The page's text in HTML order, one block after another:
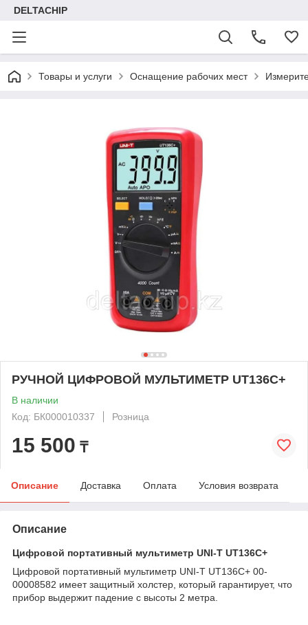
DELTACHIP
Товары и услуги Оснащение рабочих мест
РУЧНОЙ ЦИФРОВОЙ МУЛЬТИМЕТР UT136C+
В наличии
Код: БК000010337
Розница
15 500 ₸
Описание Доставка Оплата Условия возврата
Описание
Цифровой портативный мультиметр UNI-T UT136C+
Цифровой портативный мультиметр UNI-T UT136C+ 00-
00008582 имеет защитный холстер, который гарантирует, что
прибор выдержит падение с высоты 2 метра.